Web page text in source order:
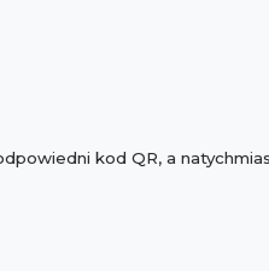
kod QR, a